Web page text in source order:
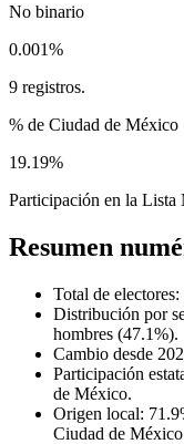
No binario
0.001%
9 registros.
% de Ciudad de México
19.19%
Participación en la
Resumen
Total de
Distribución por
hombres (47.1%).
Cambio desde
Participación
de México.
Origen local:
Ciudad de